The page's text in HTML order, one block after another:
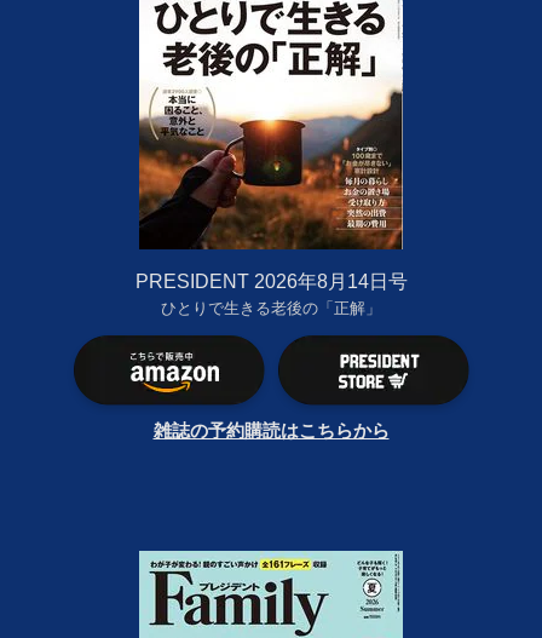
PRESIDENT 2026年8月14日号
ひとりで生きる老後の「正解」
雑誌の予約購読はこちらから